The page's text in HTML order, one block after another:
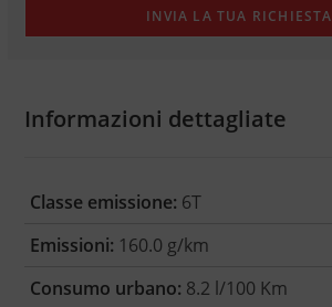
Informazioni dettagliate
Classe emissione: 6T
Emissioni: 160.0 g/km
Consumo urbano: 8.2 l/100 Km